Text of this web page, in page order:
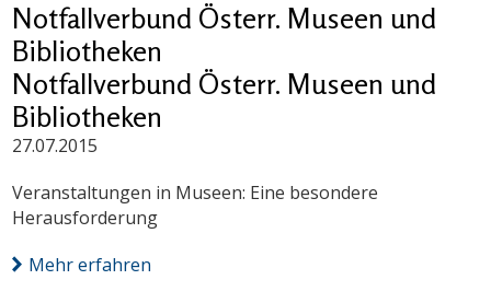
Notfallverbund Österr. Museen und
Bibliotheken
Notfallverbund Österr. Museen und
Bibliotheken
27.07.2015
Veranstaltungen in Museen: Eine besondere
Herausforderung
Mehr erfahren